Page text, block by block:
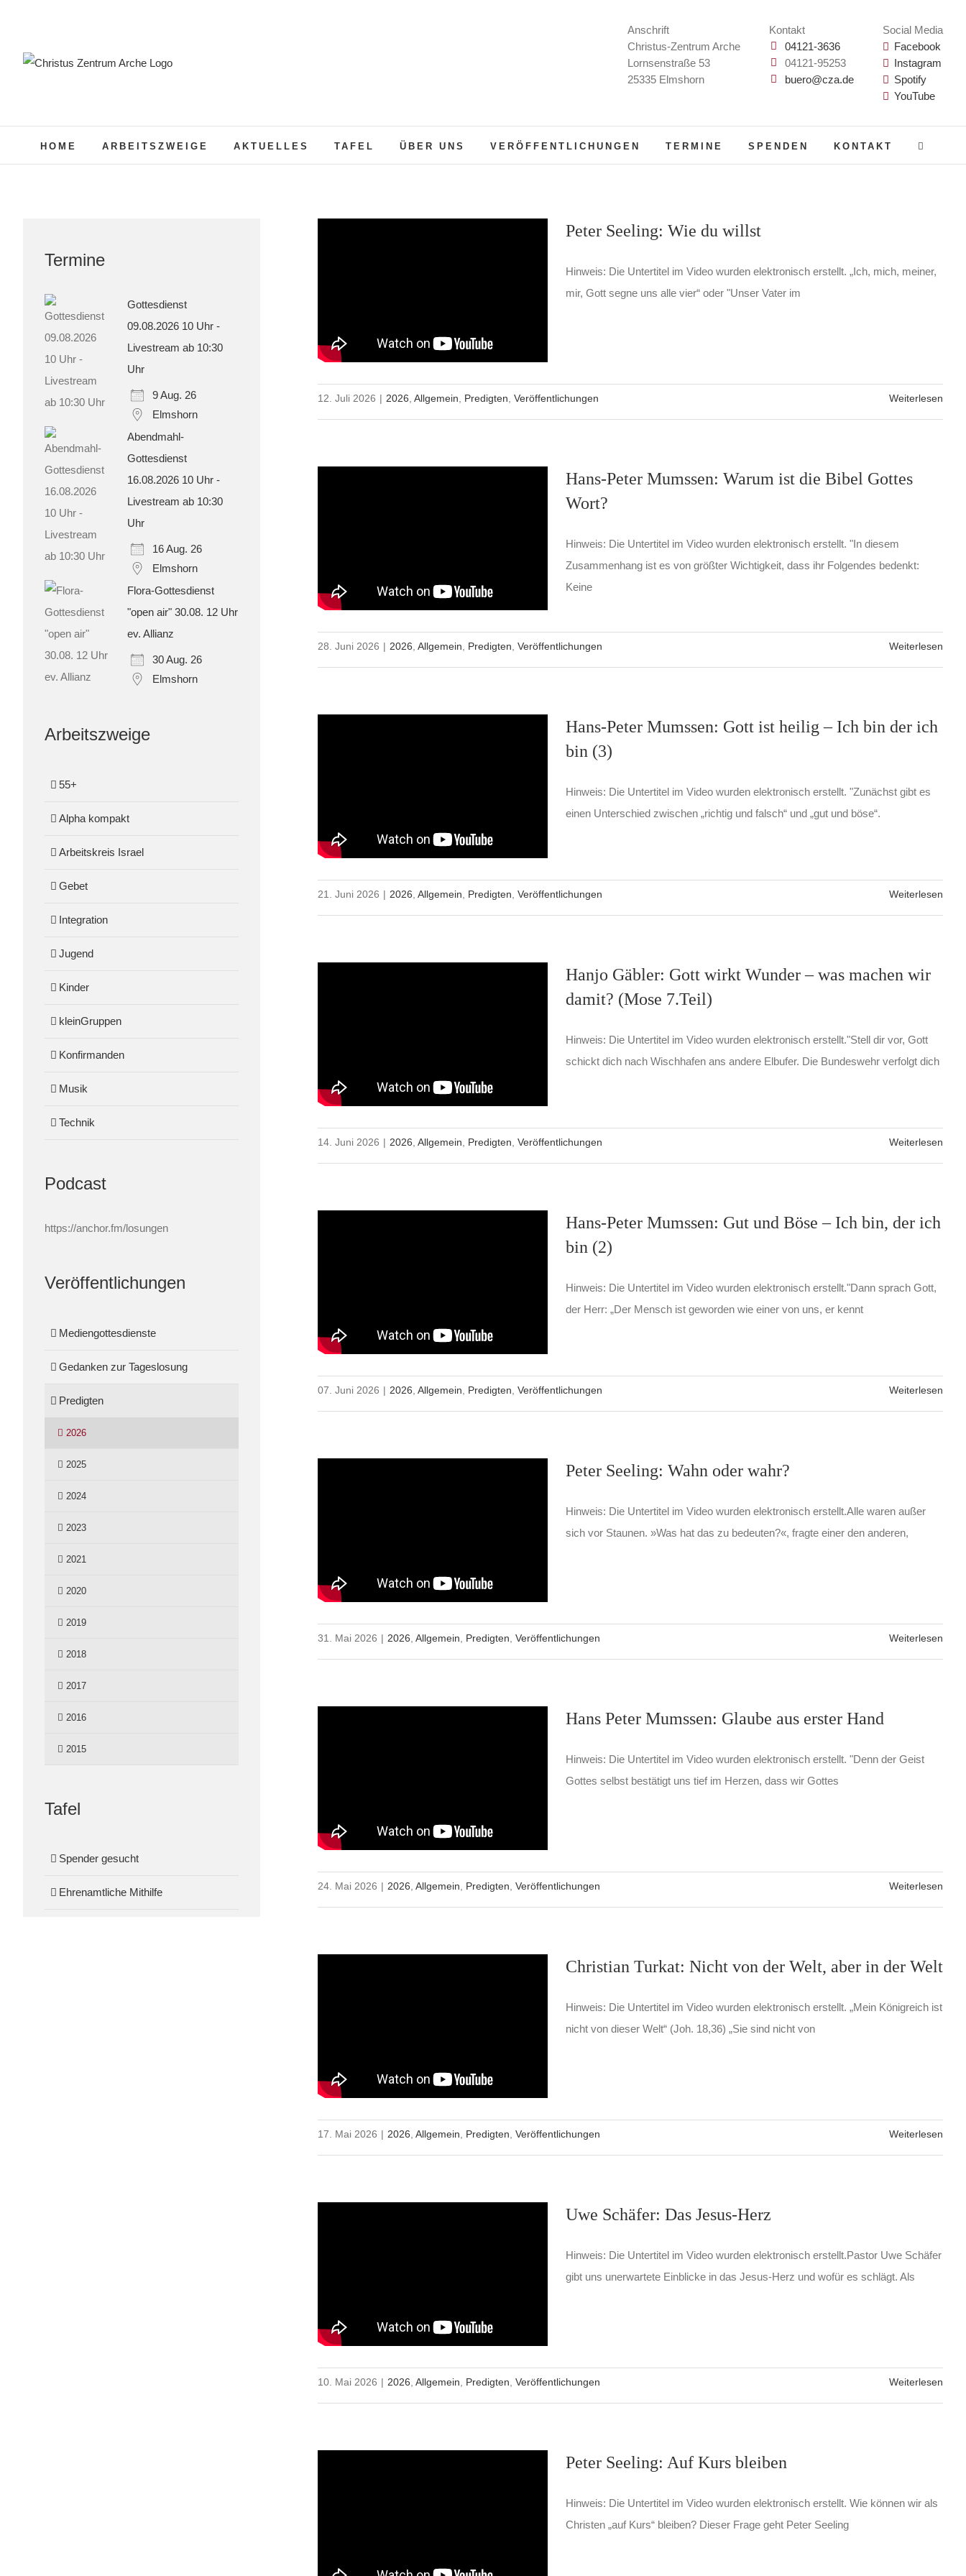
springen
Anschrift
Christus-Zentrum Arche
Lornsenstraße 53
25335 Elmshorn
Kontakt
04121-3636
04121-95253
buero@cza.de
Social Media
Facebook
Instagram
Spotify
YouTube
HOME ARBEITSZWEIGE AKTUELLES TAFEL ÜBER UNS VERÖFFENTLICHUNGEN TERMINE SPENDEN KONTAKT
Peter Seeling: Wie du willst
Hinweis: Die Untertitel im Video wurden elektronisch erstellt. „Ich, mich, meiner,
mir, Gott segne uns alle vier“ oder "Unser Vater im
12. Juli 2026 | 2026 Allgemein Predigten Veröffentlichungen Weiterlesen
Hans-Peter Mumssen: Warum ist die Bibel Gottes
Wort?
Hinweis: Die Untertitel im Video wurden elektronisch erstellt. "In diesem
Zusammenhang ist es von größter Wichtigkeit, dass ihr Folgendes bedenkt:
Keine
28. Juni 2026 | 2026 Allgemein Predigten Veröffentlichungen Weiterlesen
Hans-Peter Mumssen: Gott ist heilig – Ich bin der ich
bin (3)
Hinweis: Die Untertitel im Video wurden elektronisch erstellt. "Zunächst gibt es
einen Unterschied zwischen „richtig und falsch“ und „gut und böse“.
21. Juni 2026 | 2026 Allgemein Predigten Veröffentlichungen Weiterlesen
Hanjo Gäbler: Gott wirkt Wunder – was machen wir
damit? (Mose 7.Teil)
Hinweis: Die Untertitel im Video wurden elektronisch erstellt."Stell dir vor, Gott
schickt dich nach Wischhafen ans andere Elbufer. Die Bundeswehr verfolgt dich
14. Juni 2026 | 2026 Allgemein Predigten Veröffentlichungen Weiterlesen
Hans-Peter Mumssen: Gut und Böse – Ich bin, der ich
bin (2)
Hinweis: Die Untertitel im Video wurden elektronisch erstellt."Dann sprach Gott,
der Herr: „Der Mensch ist geworden wie einer von uns, er kennt
07. Juni 2026 | 2026 Allgemein Predigten Veröffentlichungen Weiterlesen
Peter Seeling: Wahn oder wahr?
Hinweis: Die Untertitel im Video wurden elektronisch erstellt.Alle waren außer
sich vor Staunen. »Was hat das zu bedeuten?«, fragte einer den anderen,
31. Mai 2026 | 2026 Allgemein Predigten Veröffentlichungen Weiterlesen
Hans Peter Mumssen: Glaube aus erster Hand
Hinweis: Die Untertitel im Video wurden elektronisch erstellt. "Denn der Geist
Gottes selbst bestätigt uns tief im Herzen, dass wir Gottes
24. Mai 2026 | 2026 Allgemein Predigten Veröffentlichungen Weiterlesen
Christian Turkat: Nicht von der Welt, aber in der Welt
Hinweis: Die Untertitel im Video wurden elektronisch erstellt. „Mein Königreich ist
nicht von dieser Welt“ (Joh. 18,36) „Sie sind nicht von
17. Mai 2026 | 2026 Allgemein Predigten Veröffentlichungen Weiterlesen
Uwe Schäfer: Das Jesus-Herz
Hinweis: Die Untertitel im Video wurden elektronisch erstellt.Pastor Uwe Schäfer
gibt uns unerwartete Einblicke in das Jesus-Herz und wofür es schlägt. Als
10. Mai 2026 | 2026 Allgemein Predigten Veröffentlichungen Weiterlesen
Peter Seeling: Auf Kurs bleiben
Hinweis: Die Untertitel im Video wurden elektronisch erstellt. Wie können wir als
Christen „auf Kurs“ bleiben? Dieser Frage geht Peter Seeling
Termine
Gottesdienst
09.08.2026 10 Uhr -
Livestream ab 10:30
Uhr
9 Aug. 26
Elmshorn
Abendmahl-
Gottesdienst
16.08.2026 10 Uhr -
Livestream ab 10:30
Uhr
16 Aug. 26
Elmshorn
Flora-Gottesdienst
"open air" 30.08. 12 Uhr
ev. Allianz
30 Aug. 26
Elmshorn
Arbeitszweige
55+
Alpha kompakt
Arbeitskreis Israel
Gebet
Integration
Jugend
Kinder
kleinGruppen
Konfirmanden
Musik
Technik
Podcast
https://anchor.fm/losungen
Veröffentlichungen
Mediengottesdienste
Gedanken zur Tageslosung
Predigten
2026
2025
2024
2023
2021
2020
2019
2018
2017
2016
2015
Tafel
Spender gesucht
Ehrenamtliche Mithilfe